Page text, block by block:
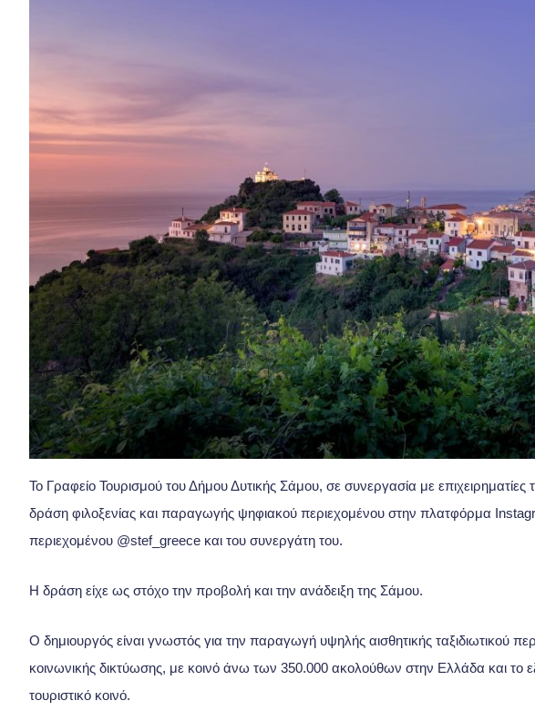
Το Γραφείο Τουρισμού του Δήμου Δυτικής Σάμου, σε συνεργασία με επιχειρηματίες
δράση φιλοξενίας και παραγωγής ψηφιακού περιεχομένου στην πλατφόρμα
περιεχομένου @stef_greece και του συνεργάτη του.
Η δράση είχε ως στόχο την προβολή και την ανάδειξη της Σάμου.
Ο δημιουργός είναι γνωστός για την παραγωγή υψηλής αισθητικής ταξιδιωτικού
κοινωνικής δικτύωσης, με κοινό άνω των 350.000 ακολούθων στην Ελλάδα και το
τουριστικό κοινό.